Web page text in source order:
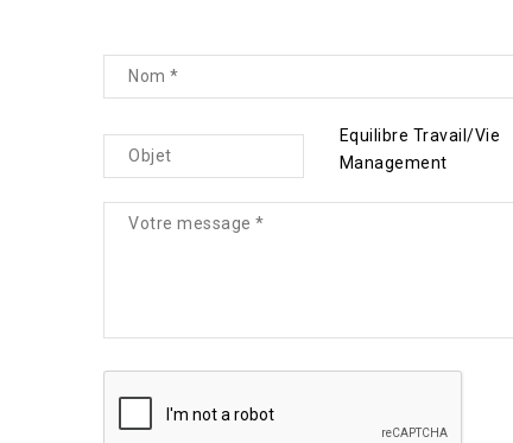
Equilibre Travail/Vie
Management